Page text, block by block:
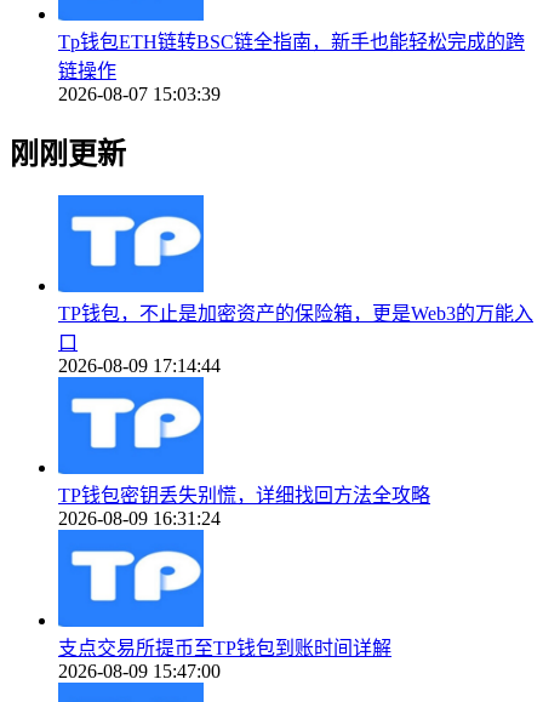
Tp钱包ETH链转BSC链全指南，新手也能轻松完成的跨
链操作
2026-08-07 15:03:39
刚刚更新
TP钱包，不止是加密资产的保险箱，更是Web3的万能入
口
2026-08-09 17:14:44
TP钱包密钥丢失别慌，详细找回方法全攻略
2026-08-09 16:31:24
支点交易所提币至TP钱包到账时间详解
2026-08-09 15:47:00